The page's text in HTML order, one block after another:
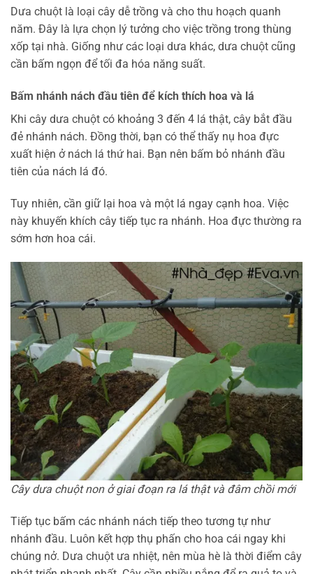
Dưa chuột là loại cây dễ trồng và cho thu hoạch quanh
năm. Đây là lựa chọn lý tưởng cho việc trồng trong thùng
xốp tại nhà. Giống như các loại dưa khác, dưa chuột cũng
cần bấm ngọn để tối đa hóa năng suất.
Bấm nhánh nách đầu tiên để kích thích hoa và lá
Khi cây dưa chuột có khoảng 3 đến 4 lá thật, cây bắt đầu
đẻ nhánh nách. Đồng thời, bạn có thể thấy nụ hoa đực
xuất hiện ở nách lá thứ hai. Bạn nên bấm bỏ nhánh đầu
tiên của nách lá đó.
Tuy nhiên, cần giữ lại hoa và một lá ngay cạnh hoa. Việc
này khuyến khích cây tiếp tục ra nhánh. Hoa đực thường ra
sớm hơn hoa cái.
Cây dưa chuột non ở giai đoạn ra lá thật và đâm chồi mới
Tiếp tục bấm các nhánh nách tiếp theo tương tự như
nhánh đầu. Luôn kết hợp thụ phấn cho hoa cái ngay khi
chúng nở. Dưa chuột ưa nhiệt, nên mùa hè là thời điểm cây